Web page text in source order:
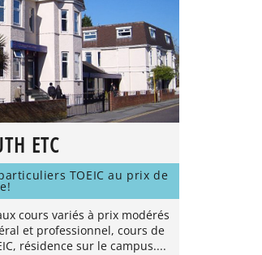
ETC
TOEIC au prix de
cours variés à prix modérés
et professionnel, cours de
résidence sur le campus....